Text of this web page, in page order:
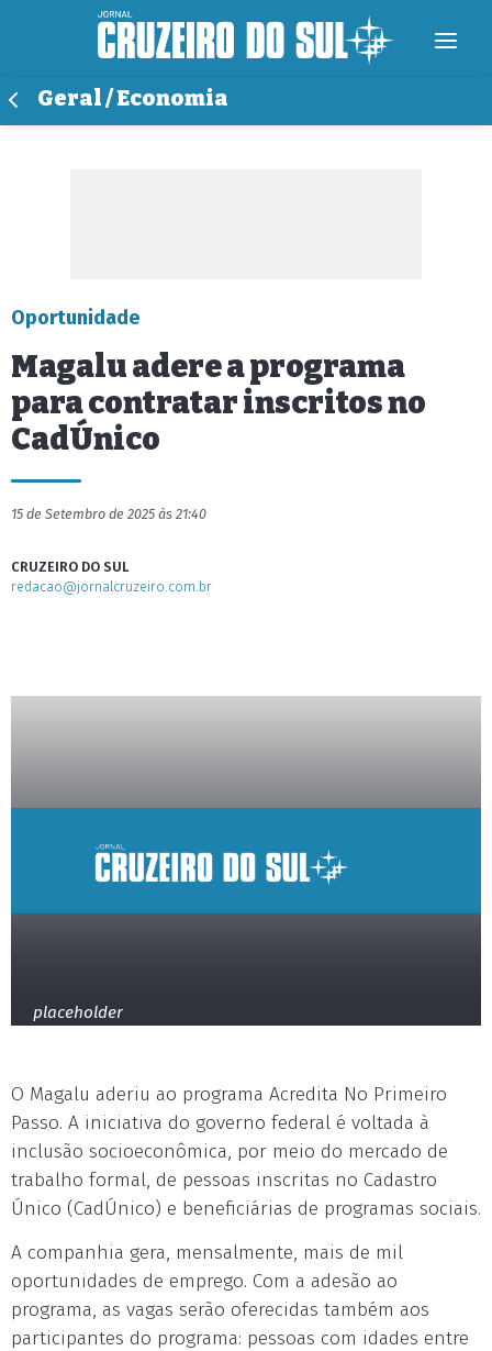
Geral / Economia
Oportunidade
Magalu adere a programa
para contratar inscritos no
CadÚnico
15 de Setembro de 2025 às 21:40
CRUZEIRO DO SUL
redacao@jornalcruzeiro.com.br
placeholder
O Magalu aderiu ao programa Acredita No Primeiro
Passo. A iniciativa do governo federal é voltada à
inclusão socioeconômica, por meio do mercado de
trabalho formal, de pessoas inscritas no Cadastro
Único (CadÚnico) e beneficiárias de programas sociais.
A companhia gera, mensalmente, mais de mil
oportunidades de emprego. Com a adesão ao
programa, as vagas serão oferecidas também aos
participantes do programa: pessoas com idades entre